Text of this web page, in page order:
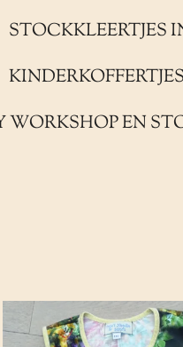
STOCKKLEERTJES
KINDERKOFFERTJES
WORKSHOP EN